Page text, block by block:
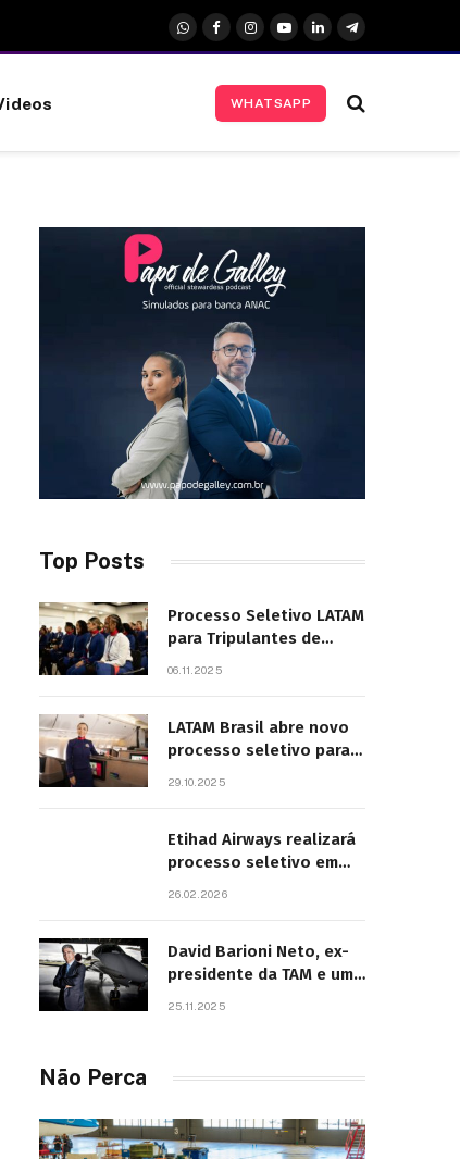
WhatsApp
FacebookInstagram
YouTubeLinkedInTelegrama
WHATSAPP
Top Posts
Processo Seletivo LATAM
para Tripulantes de
06.11.2025
LATAM Brasil abre novo
processo seletivo para
29.10.2025
Etihad Airways realizará
processo seletivo em
26.02.2026
David Barioni Neto, ex-
presidente da TAM e um
25.11.2025
Não Perca